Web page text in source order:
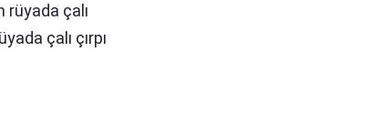
rüyada çalı
çalı çırpı